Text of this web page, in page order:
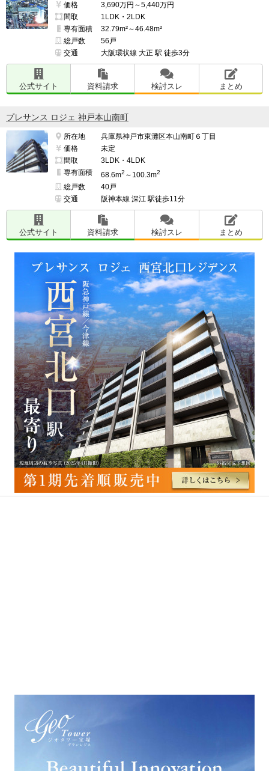
価格
3,690万円～5,440万円
間取
1LDK・2LDK
専有面積
32.79m²～46.48m²
総戸数
56戸
交通
大阪環状線 大正 駅 徒歩3分
公式サイト 資料請求 検討スレ まとめ
プレサンス ロジェ 神戸本山南町
所在地
兵庫県神戸市東灘区本山南町６丁目
価格
未定
間取
3LDK・4LDK
専有面積
68.6m2 ～100.3m2
総戸数
40戸
交通
阪神本線 深江 駅徒歩11分
公式サイト 資料請求 検討スレ まとめ